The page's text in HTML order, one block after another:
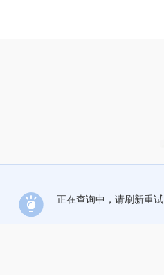
正在查询中，请刷新重试